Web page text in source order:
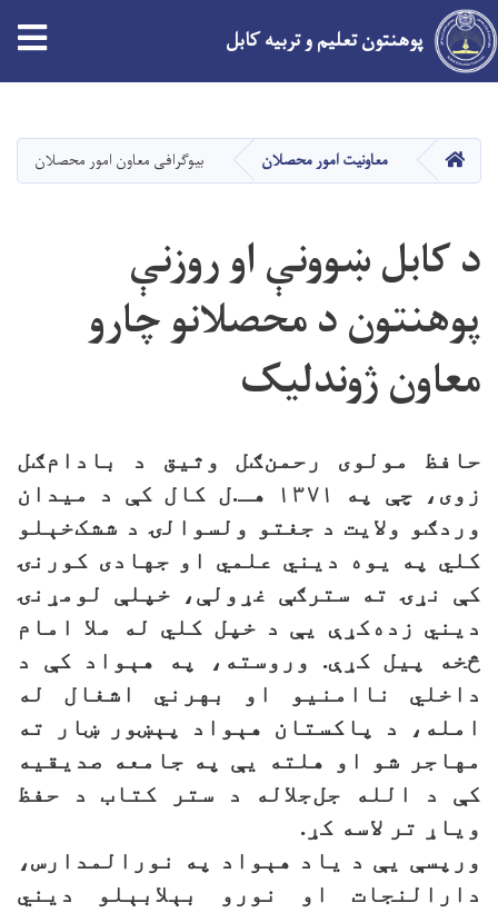
main
content
پوهنتون تعلیم و تربیه کابل
HOME معاونیت امور محصلان بیوگرافی معاون امور محصلان
د کابل ښوونې او روزنې
پوهنتون د محصلانو چارو
معاون ژوندلیک
حافظ مولوی رحمن‌ګل وثیق د بادام‌ګل
زوی، چې په ۱۳۷۱ هـ.ل کال کې د میدان
وردګو ولایت د جغتو ولسوالۍ د ششک‌خېلو
کلي په یوه دیني علمي او جهادی کورنۍ
کې نړۍ ته سترګې غړولې، خپلې لومړنۍ
دیني زده‌کړې یې د خپل کلي له ملا امام
څخه پیل کړې. وروسته، په هېواد کې د
داخلي ناامنيو او بهرني اشغال له
امله، د پاکستان هېواد پېښور ښار ته
مهاجر شو او هلته یې په جامعه صدیقیه
کې د الله جل‌جلاله د ستر کتاب د حفظ
ویاړ تر لاسه کړ.
ورپسې یې د یاد هېواد په نورالمدارس،
دارالنجات او نورو بېلابېلو دیني